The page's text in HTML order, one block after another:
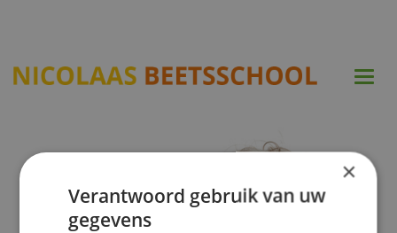
×
Verantwoord gebruik van uw
gegevens